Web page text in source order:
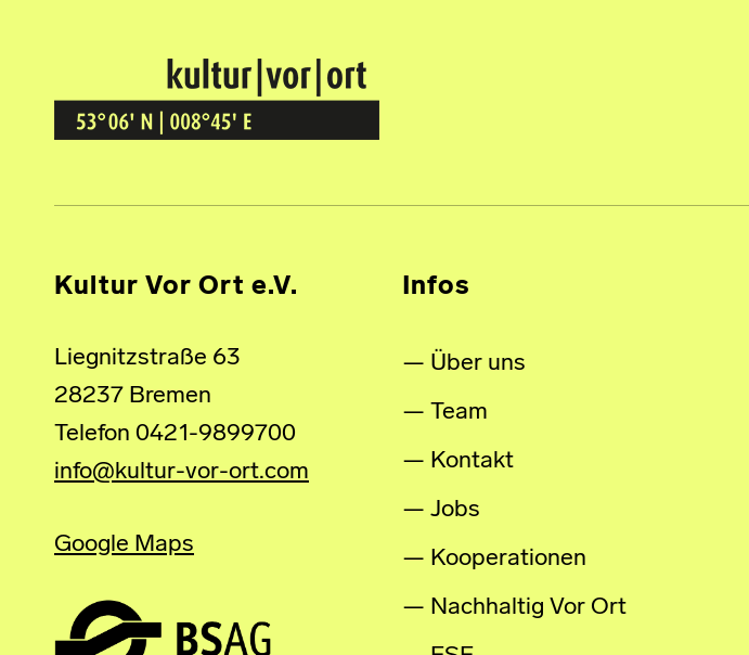
Kultur Vor Ort
BREMEN GRÖPELINGEN
Kultur Vor Ort e.V.
Liegnitzstraße 63
28237 Bremen
Telefon 0421-9899700
info@kultur-vor-ort.com
Google Maps
Infos
Über uns
Team
Kontakt
Jobs
Kooperationen
Nachhaltig Vor Ort